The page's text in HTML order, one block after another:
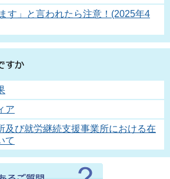
す」と言われたら注意！(2025年4
ア
及び就労継続支援事業所における在
て